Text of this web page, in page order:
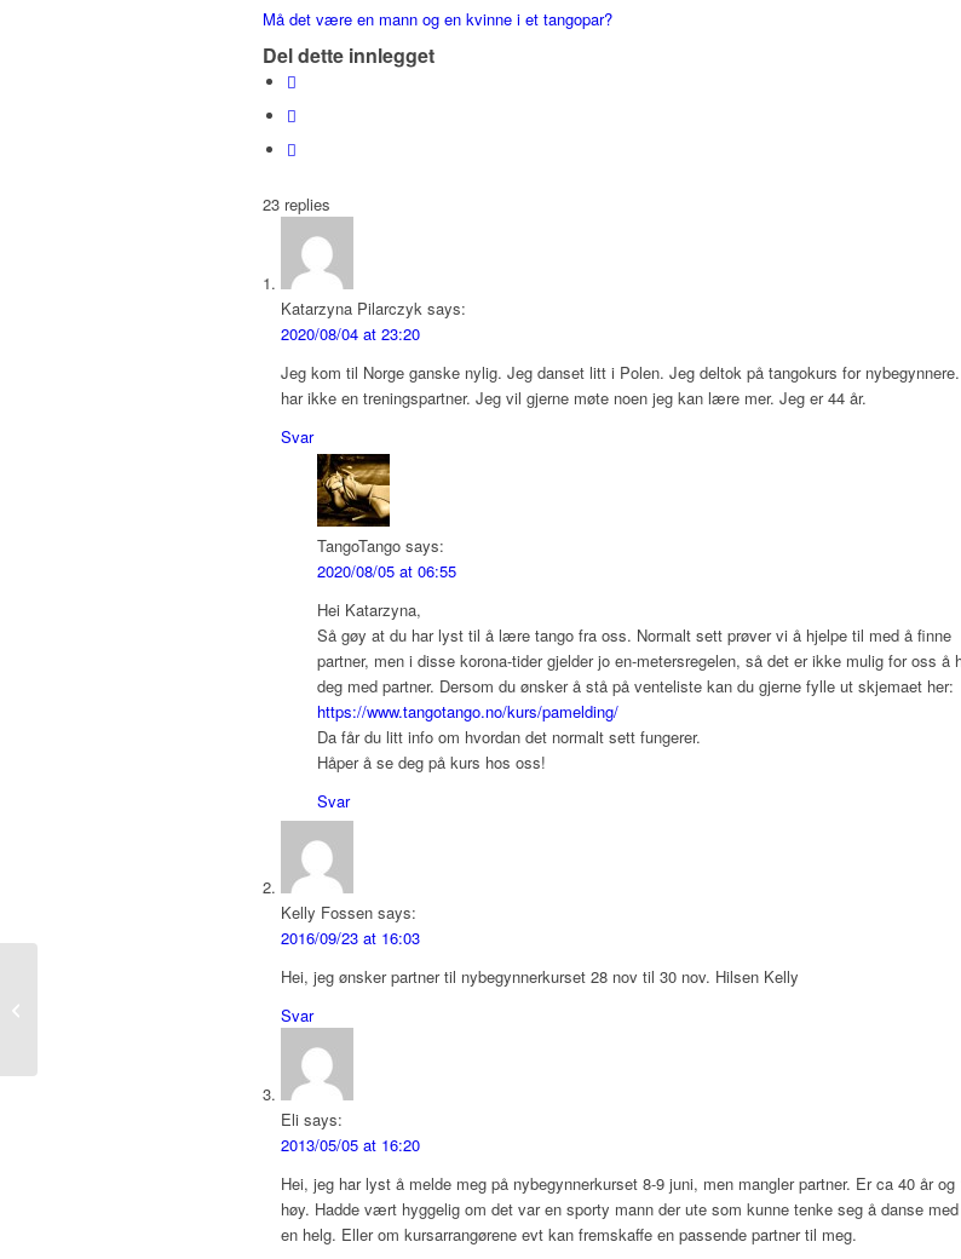
Må det være en mann og en kvinne i et tangopar?
Del dette innlegget
23 replies
Katarzyna Pilarczyk says:
2020/08/04 at 23:20
Jeg kom til Norge ganske nylig. Jeg danset litt i Polen. Jeg deltok på tangokurs for
har ikke en treningspartner. Jeg vil gjerne møte noen jeg kan lære mer. Jeg er 44 år.
Svar
TangoTango says:
2020/08/05 at 06:55
Hei Katarzyna,
Så gøy at du har lyst til å lære tango fra oss. Normalt sett prøver vi å hjelpe til med å finne
partner, men i disse korona-tider gjelder jo en-metersregelen, så det er ikke mulig for oss å
deg med partner. Dersom du ønsker å stå på venteliste kan du gjerne fylle ut skjemaet her:
https://www.tangotango.no/kurs/pamelding/
Da får du litt info om hvordan det normalt sett fungerer.
Håper å se deg på kurs hos oss!
Svar
Kelly Fossen says:
2016/09/23 at 16:03
Hei, jeg ønsker partner til nybegynnerkurset 28 nov til 30 nov. Hilsen Kelly
Svar
Eli says:
2013/05/05 at 16:20
Hei, jeg har lyst å melde meg på nybegynnerkurset 8-9 juni, men mangler partner. Er ca 40 år og
høy. Hadde vært hyggelig om det var en sporty mann der ute som kunne tenke seg å danse
en helg. Eller om kursarrangørene evt kan fremskaffe en passende partner til meg.